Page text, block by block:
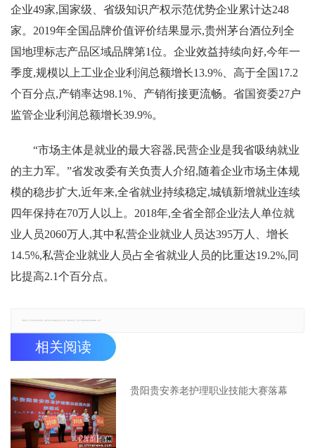
企业49家,国家级、省级知识产权示范优势企业累计达248
家。2019年全国品牌价值评价结果显示,贵州茅台酒位列全
国地理标志产品区域品牌第1位。企业效益持续向好,今年一
季度,规模以上工业企业利润总额增长13.9%、高于全国17.2
个百分点,产销率达98.1%、产销衔接更流畅。省国资委27户
监管企业利润总额增长39.9%。
“市场主体是就业的最大容器,民营企业是我省吸纳就业
的主力军。”省发改委有关负责人介绍,随着企业市场主体规
模的稳步扩大,近年来,全省就业持续稳定,城镇新增就业连续
四年保持在70万人以上。2018年,全省全部企业法人单位就
业人员2060万人,其中私营企业就业人员达395万人、增长
14.5%,私营企业就业人员占全省就业人员的比重达19.2%,同
比提高2.1个百分点。
相关阅读
贵阳贵安养老护理职业技能大赛落幕